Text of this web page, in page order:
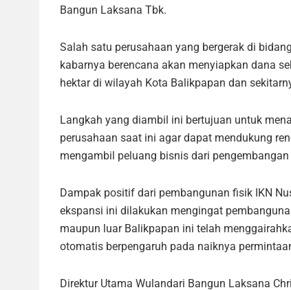
Bangun Laksana Tbk.
Salah satu perusahaan yang bergerak di
kabarnya berencana akan menyiapkan dana
hektar di wilayah Kota Balikpapan dan
Langkah yang diambil ini bertujuan untuk
perusahaan saat ini agar dapat mendukung
mengambil peluang bisnis dari pengembangan
Dampak positif dari pembangunan fisik IKN
ekspansi ini dilakukan mengingat
maupun luar Balikpapan ini telah
otomatis berpengaruh pada naiknya
Direktur Utama Wulandari Bangun Laksana